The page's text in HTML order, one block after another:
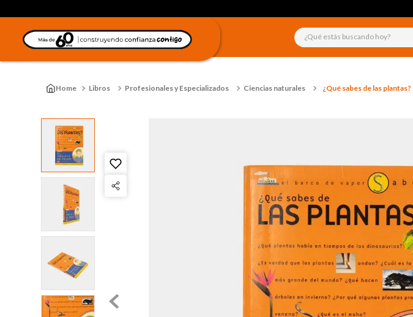
¿Qué estás buscando hoy?
Libros Profesionales y Especializados Ciencias naturales ¿Qué sabes de las plantas?